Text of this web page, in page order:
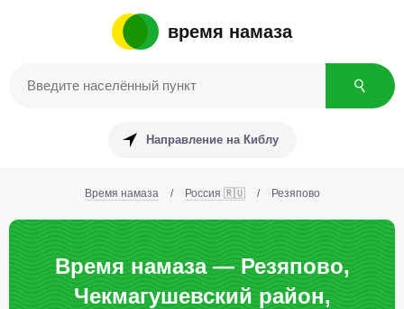
время намаза
Направление на Киблу
Время намаза / Россия 🇷🇺 / Резяпово
Время намаза — Резяпово,
Чекмагушевский район,